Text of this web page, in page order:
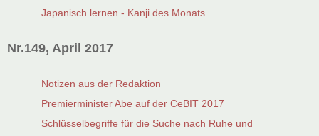
Japanisch lernen - Kanji des Monats
Nr.149, April 2017
Notizen aus der Redaktion
Premierminister Abe auf der CeBIT 2017
Schlüsselbegriffe für die Suche nach Ruhe und